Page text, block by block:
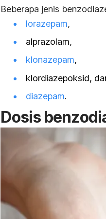
Beberapa jenis
lorazepam,
alprazolam,
klonazepam,
klordiazepoksid,
diazepam.
Dosis